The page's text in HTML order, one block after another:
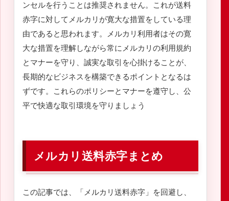
ンセルを行うことは推奨されません。これが送料
赤字に対してメルカリが寛大な措置をしている理
由であると思われます。メルカリ利用者はその寛
大な措置を理解しながら常にメルカリの利用規約
とマナーを守り、誠実な取引を心掛けることが、
長期的なビジネスを構築できるポイントとなるは
ずです。これらのポリシーとマナーを遵守し、公
平で快適な取引環境を守りましょう
メルカリ送料赤字まとめ
この記事では、「メルカリ送料赤字」を回避し、